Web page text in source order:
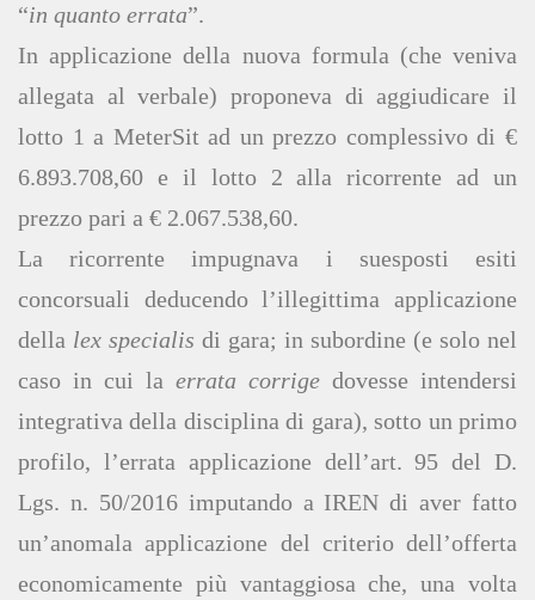
“in quanto errata”.
In applicazione della nuova formula (che veniva
allegata al verbale) proponeva di aggiudicare il
lotto 1 a MeterSit ad un prezzo complessivo di €
6.893.708,60 e il lotto 2 alla ricorrente ad un
prezzo pari a € 2.067.538,60.
La ricorrente impugnava i suesposti esiti
concorsuali deducendo l’illegittima applicazione
della lex specialis di gara; in subordine (e solo nel
caso in cui la errata corrige dovesse intendersi
integrativa della disciplina di gara), sotto un primo
profilo, l’errata applicazione dell’art. 95 del D.
Lgs. n. 50/2016 imputando a IREN di aver fatto
un’anomala applicazione del criterio dell’offerta
economicamente più vantaggiosa che, una volta